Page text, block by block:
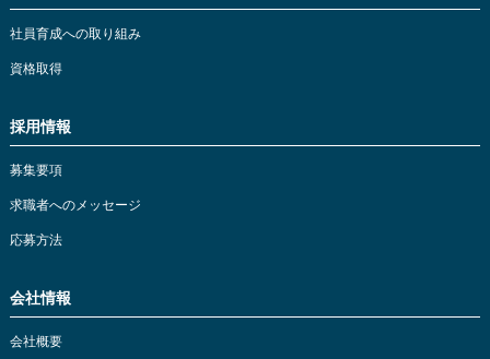
社員育成への取り組み
資格取得
採用情報
募集要項
求職者へのメッセージ
応募方法
会社情報
会社概要